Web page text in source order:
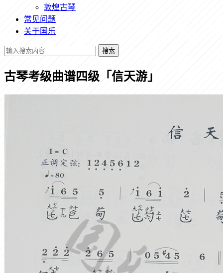
敦煌古琴
常见问题
关于国乐
搜索
古琴考级曲谱四级「信天游」